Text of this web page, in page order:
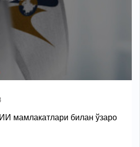
мамлакатлари билан ўзаро